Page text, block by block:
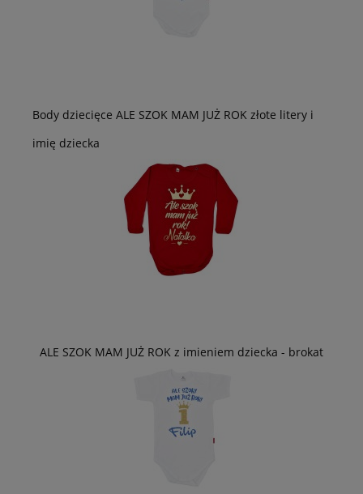
Body dziecięce ALE SZOK MAM JUŻ ROK złote litery i
imię dziecka
ALE SZOK MAM JUŻ ROK z imieniem dziecka - brokat